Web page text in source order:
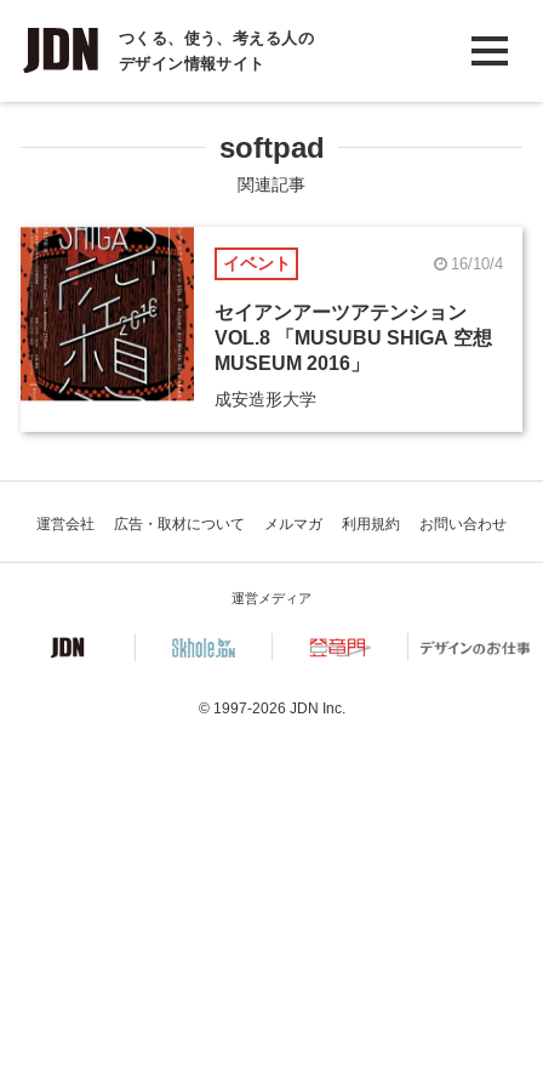
つくる、使う、考える人の
デザイン情報サイト
INTERVIEW
インタビュー
COLUMN
コラム
softpad
関連記事
イベント 16/10/4
セイアンアーツアテンション
VOL.8 「MUSUBU SHIGA 空想
MUSEUM 2016」
成安造形大学
運営会社 広告・取材について メルマガ 利用規約 お問い合わせ
運営メディア
© 1997-2026 JDN Inc.